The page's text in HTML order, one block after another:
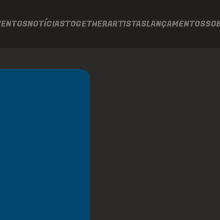
NOTÍCIASTOGETHERARTISTASLANÇAMENTOS